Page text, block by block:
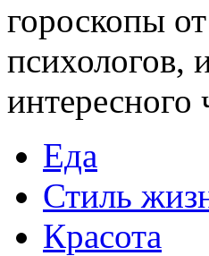
гороскопы
психологов,
Еда
Стиль
Красота